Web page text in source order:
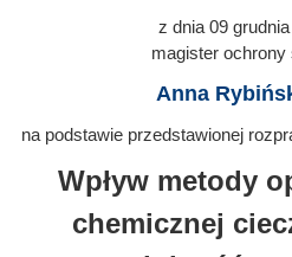
z dnia 09
magister ochrony
Anna
na podstawie przedstawionej
Wpływ metody
chemicznej